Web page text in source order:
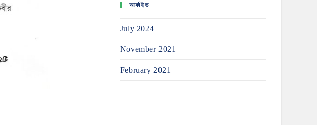
আর্কাইভ
July 2024
November 2021
February 2021